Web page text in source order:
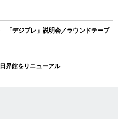
デジブレ」説明会／ラウンドテーブ
昇館をリニューアル